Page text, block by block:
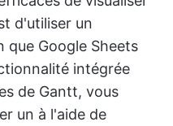
d'utiliser un
que Google Sheets
intégrée
de Gantt, vous
un à l'aide de